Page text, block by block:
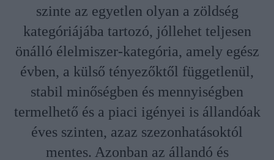
szinte az egyetlen olyan a zöldség
kategóriájába tartozó, jóllehet teljesen
önálló élelmiszer-kategória, amely egész
évben, a külső tényezőktől függetlenül,
stabil minőségben és mennyiségben
termelhető és a piaci igényei is állandóak
éves szinten, azaz szezonhatásoktól
mentes. Azonban az állandó és